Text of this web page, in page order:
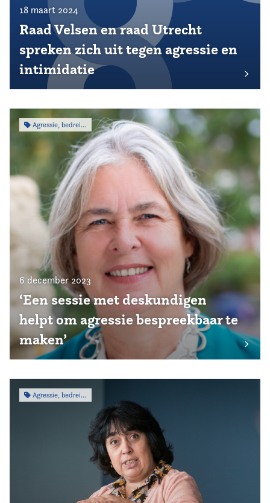
18 maart 2024
Raad Velsen en raad Utrecht
spreken zich uit tegen agressie en
intimidatie
Agressie, bedreiging & intimidatie
6 december 2023
‘Een sessie met deskundigen
helpt om agressie bespreekbaar te
maken’
Agressie, bedreiging & intimidatie